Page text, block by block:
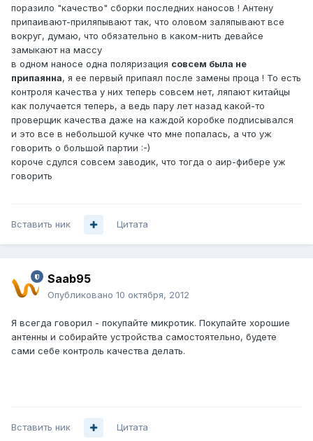
поразило "качество" сборки последних наносов ! Антену
припаивают-приляпывают так, что оловом заляпывают все
вокруг, думаю, что обязательно в каком-нить девайсе
замыкают на массу
в одном наносе одна поляризация совсем была не
припаянна, я ее первый припаял после замены проца ! То есть
контроля качества у них теперь совсем нет, ляпают китайцы
как получается теперь, а ведь пару лет назад какой-то
проверщик качества даже на каждой коробке подписывался
и это все в небольшой кучке что мне попалась, а что уж
говорить о большой партии :-)
короче сдулся совсем заводик, что тогда о аир-фибере уж
говорить
Вставить ник Цитата
Saab95
Опубликовано 10 октября, 2012
Я всегда говорил - покупайте микротик. Покупайте хорошие
антенны и собирайте устройства самостоятельно, будете
сами себе контроль качества делать.
Вставить ник Цитата